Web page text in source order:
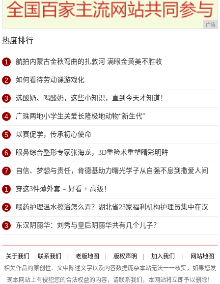
广告
热度排行
1 航拍内蒙古金秋弯曲的扎敦河 满眼金黄美不胜收
2 如何看待劳动课游戏化
3 选酸奶、喝酸奶，这些小知识，直到今天才知道！
4 广珠两地小学生关爱长隆极地动物“新生代”
5 以赛促学，传承初心使命
6 眼鼻综合整形专家张海龙，3D重睑术重塑睛彩明眸
7 自信、梦想与责任，肯德基助力曙光学子从自强不息到撒爱人间
1 穿这3件薄外套 = 好看 + 高级！
2 喂药护理温水擦浴怎么弄？湖北省23家福利机构护理员集中在汉
参加培训
3 东汉阴丽华：刘秀与皇后阴丽华共有几个儿子？
关于我们 联系我们 老版地图 版权声明 加入我们
网站地图
相关作品的原创性、文中陈述文字以及内容数据庞杂本站无法一一核实，如果您发
现本网站上有侵犯您的合法权益的内容，请联系我们，本网站将立即予以删除！